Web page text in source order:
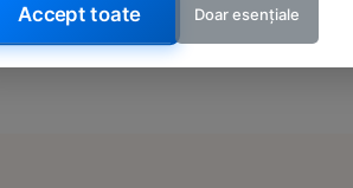
care le poți citi și înțelege.
Accept toate Doar esențiale